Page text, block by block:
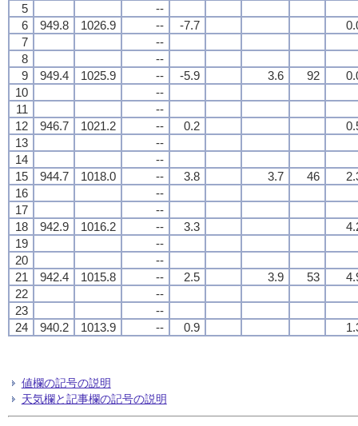
5
--
6
949.8 1026.9 -- -7.7
7
--
8
--
9
949.4 1025.9 -- -5.9 3.6 92
10
--
11
--
12
946.7 1021.2 -- 0.2
13
--
14
--
15
944.7 1018.0 -- 3.8 3.7 46
16
--
17
--
18
942.9 1016.2 -- 3.3
19
--
20
--
21
942.4 1015.8 -- 2.5 3.9 53
22
--
23
--
24
940.2 1013.9 -- 0.9
値欄の記号の説明
天気欄と記事欄の記号の説明